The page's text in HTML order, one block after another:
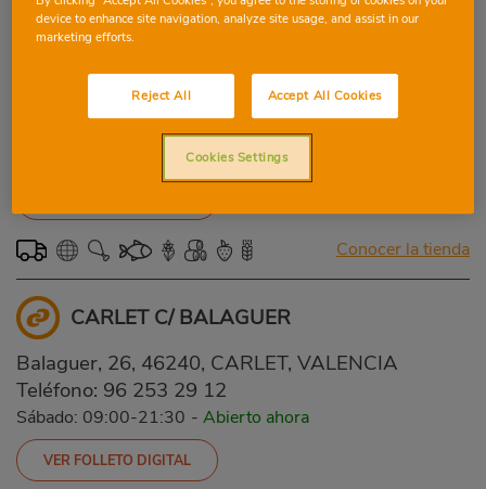
VALENCIA ROYO VILANOVA
Dr. Royo Vilanova, 4, 46017, VALENCIA,
Teléfono:96 377 05 14
-Abierto ahora
Conocer la tienda
CARLET C/ BALAGUER
Balaguer, 26, 46240, CARLET, VALENCIA
Teléfono: 96 253 29 12
Sábado: 09:00-21:30 - Abierto ahora
VER FOLLETO DIGITAL
device to enhance site navigation, analyze site usage, and assist in our
marketing efforts.
Reject All Accept All Cookies
Cookies Settings